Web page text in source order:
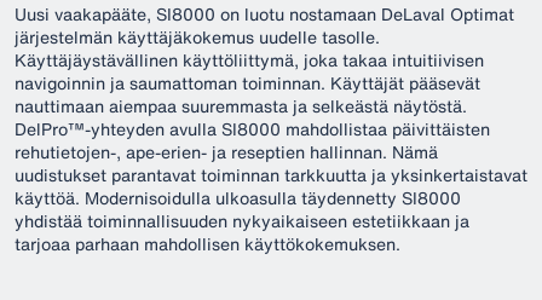
Uusi vaakapääte, SI8000 on luotu nostamaan DeLaval Optimat
järjestelmän käyttäjäkokemus uudelle tasolle.
Käyttäjäystävällinen käyttöliittymä, joka takaa intuitiivisen
navigoinnin ja saumattoman toiminnan. Käyttäjät pääsevät
nauttimaan aiempaa suuremmasta ja selkeästä näytöstä.
DelPro™-yhteyden avulla SI8000 mahdollistaa päivittäisten
rehutietojen-, ape-erien- ja reseptien hallinnan. Nämä
uudistukset parantavat toiminnan tarkkuutta ja yksinkertaistavat
käyttöä. Modernisoidulla ulkoasulla täydennetty SI8000
yhdistää toiminnallisuuden nykyaikaiseen estetiikkaan ja
tarjoaa parhaan mahdollisen käyttökokemuksen.